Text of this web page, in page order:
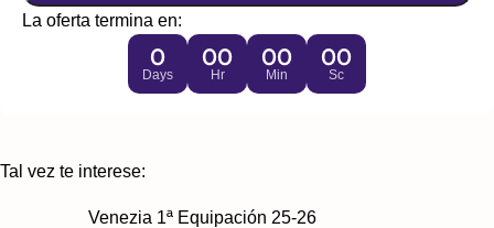
La oferta termina en:
0
Days
00
Hr
00
Min
00
Sc
Tal vez te interese:
Venezia 1ª Equipación 25-26